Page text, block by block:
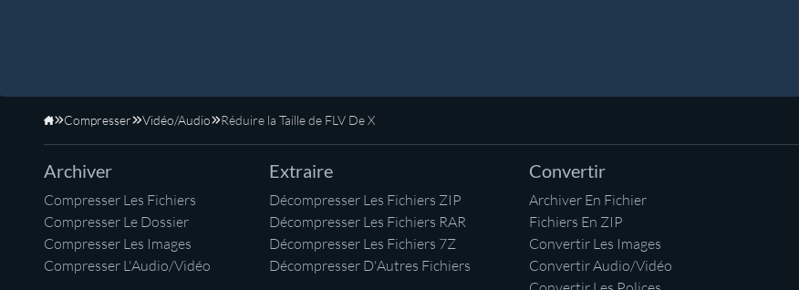
Accueil
Compresser Vidéo/Audio Réduire la Taille de FLV De X
Archiver
Compresser Les Fichiers
Compresser Le Dossier
Compresser Les Images
Compresser L'Audio/Vidéo
Extraire
Décompresser Les Fichiers ZIP
Décompresser Les Fichiers RAR
Décompresser Les Fichiers 7Z
Décompresser D'Autres Fichiers
Convertir
Archiver En Fichier
Fichiers En ZIP
Convertir Les Images
Convertir Audio/Vidéo